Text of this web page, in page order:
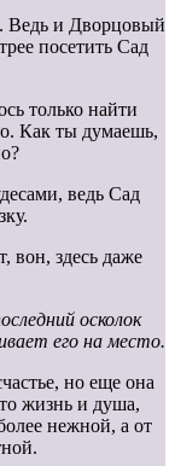
Ведь и Дворцовый
посетить Сад
только найти
Как ты думаешь,
ведь Сад
вон, здесь даже
осколок
его на место.
но еще она
жизнь и душа,
нежной, а от